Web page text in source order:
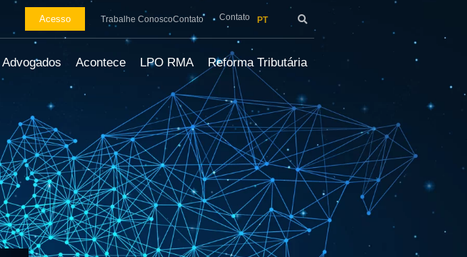
Acesso Trabalhe ConoscoContato Contato PT
Advogados Acontece LPO RMA Reforma Tributária